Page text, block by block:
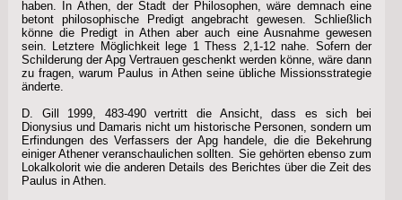
haben. In Athen, der Stadt der Philosophen, wäre demnach eine
betont philosophische Predigt angebracht gewesen. Schließlich
könne die Predigt in Athen aber auch eine Ausnahme gewesen
sein. Letztere Möglichkeit lege 1 Thess 2,1-12 nahe. Sofern der
Schilderung der Apg Vertrauen geschenkt werden könne, wäre dann
zu fragen, warum Paulus in Athen seine übliche Missionsstrategie
änderte.
D. Gill 1999, 483-490 vertritt die Ansicht, dass es sich bei
Dionysius und Damaris nicht um historische Personen, sondern um
Erfindungen des Verfassers der Apg handele, die die Bekehrung
einiger Athener veranschaulichen sollten. Sie gehörten ebenso zum
Lokalkolorit wie die anderen Details des Berichtes über die Zeit des
Paulus in Athen.